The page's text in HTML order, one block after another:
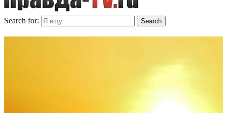
Search for: Search